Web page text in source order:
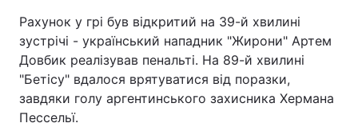
Техно і зв'язок Лайт
Зброя Інциденти
Здоров'я
Рахунок у грі був відкритий на 39-й хвилині
зустрічі - український нападник "Жирони" Артем
Довбик реалізував пенальті. На 89-й хвилині
"Бетісу" вдалося врятуватися від поразки,
завдяки голу аргентинського захисника Хермана
Пессельї.